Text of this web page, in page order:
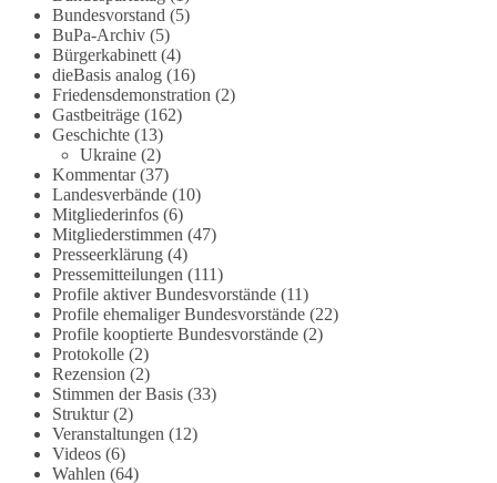
🟩🟩🟦🟦🟥🟥🟧🟧
Eine demokratische Gesellschaft lebt nicht davon,
unbequeme Fragen zu vermeiden. Sie lebt davon,
Fragen offen zu stellen und transparent zu
beantworten.
dieBasis fordert deshalb weiterhin eine
unabhängige, vollständige und transparente
Aufarbeitung der Corona-Politik. Ohne
Denkverbote, ohne Vorverurteilungen und ohne
Tabus.
Quellen:https://apnews.com/article/fauci-diaries-
covid-origins-rand-paul-
6b25da9f75a0becbaf2886ab22643e67
https://www.tichyseinblick.de/kolumnen/aus-aller-
welt/usa-tagebuch-fauci-corona-impfung/
#dieBasis #Corona
Bundesvorstand (5)
BuPa-Archiv(5)
Bürgerkabinett(4)
dieBasis analog(16)
Friedensdemonstration (2)
Gastbeiträge(162)
Geschichte(13)
Ukraine(2)
Kommentar(37)
Landesverbände(10)
Mitgliederinfos(6)
Mitgliederstimmen (47)
Presseerklärung(4)
Pressemitteilungen (111)
Profile aktiver Bundesvorstände(11)
Profile ehemaliger Bundesvorstände(22)
Profile kooptierte Bundesvorstände(2)
Protokolle(2)
Rezension (2)
Stimmen der Basis(33)
Struktur(2)
Veranstaltungen (12)
Videos(6)
Wahlen (64)